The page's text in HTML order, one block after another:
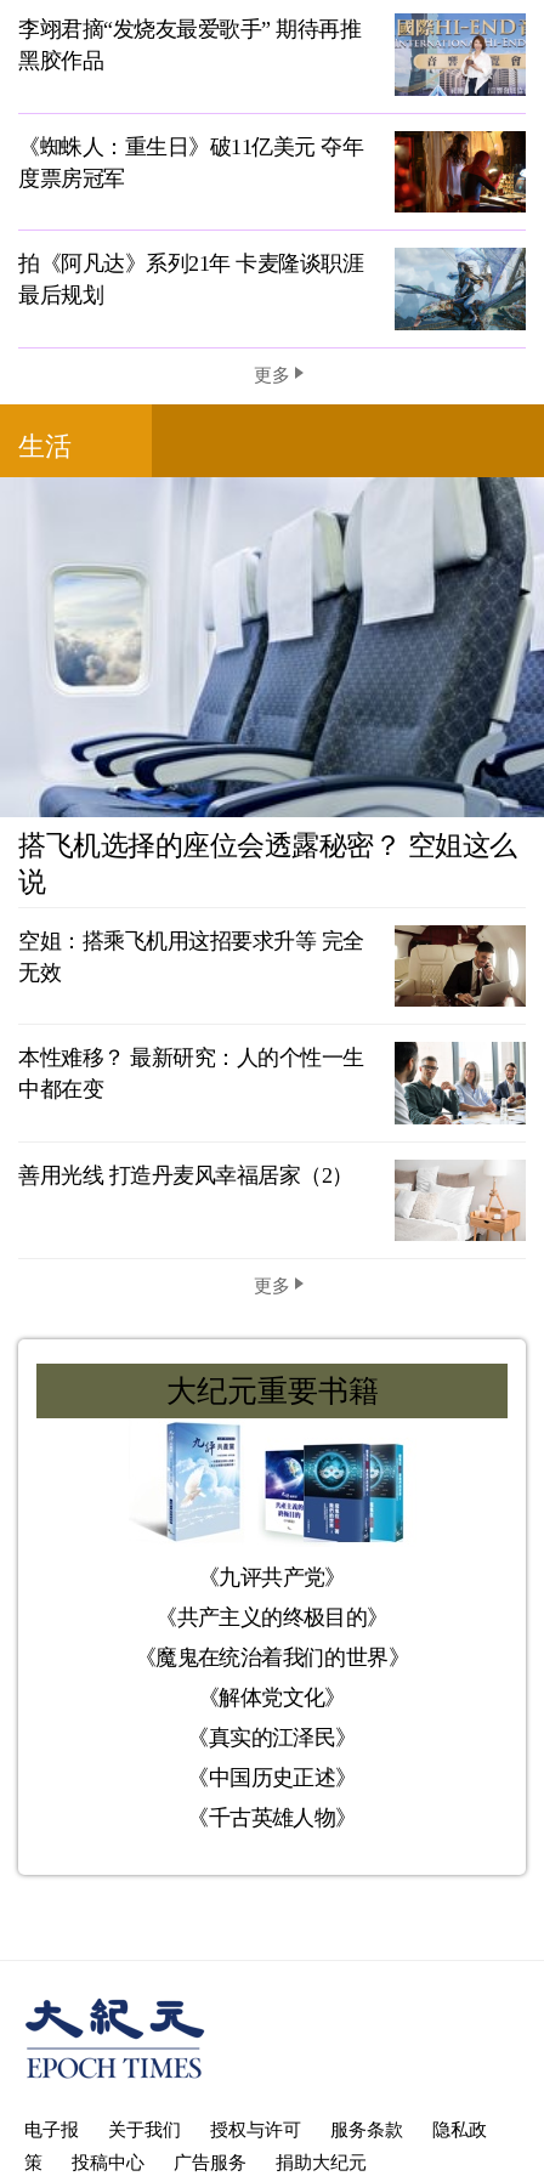
李翊君摘“发烧友最爱歌手” 期待再推
黑胶作品
《蜘蛛人：重生日》破11亿美元 夺年
度票房冠军
拍《阿凡达》系列21年 卡麦隆谈职涯
最后规划
更多
生活
搭飞机选择的座位会透露秘密？ 空姐这么
说
空姐：搭乘飞机用这招要求升等 完全
无效
本性难移？ 最新研究：人的个性一生
中都在变
善用光线 打造丹麦风幸福居家（2）
更多
大纪元重要书籍
《九评共产党》
《共产主义的终极目的》
《魔鬼在统治着我们的世界》
《解体党文化》
《真实的江泽民》
《中国历史正述》
《千古英雄人物》
电子报 关于我们 授权与许可 服务条款
隐私政
策
投稿中心 广告服务 捐助大纪元